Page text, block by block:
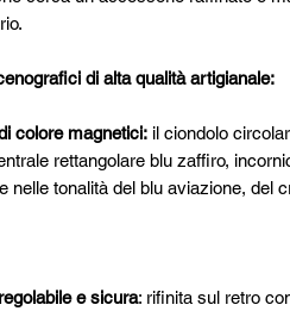
di alta qualità artigianale:
colore magnetici: il ciondolo
rettangolare blu zaffiro,
nelle tonalità del blu aviazione, del
e sicura: rifinita sul retro